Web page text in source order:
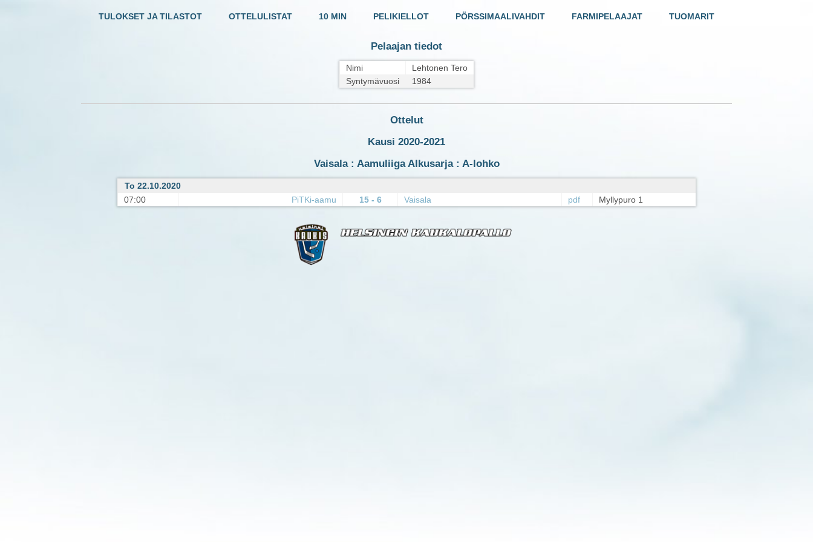
TULOKSET JA TILASTOT OTTELULISTAT 10 MIN PELIKIELLOT PÖRSSIMAALIVAHDIT FARMIPELAAJAT TUOMARIT
Pelaajan tiedot
Nimi
Lehtonen Tero
Syntymävuosi
1984
Ottelut
Kausi 2020-2021
Vaisala : Aamuliiga Alkusarja : A-lohko
To 22.10.2020
07:00
PiTKi-aamu 15 - 6 Vaisala pdf Myllypuro 1